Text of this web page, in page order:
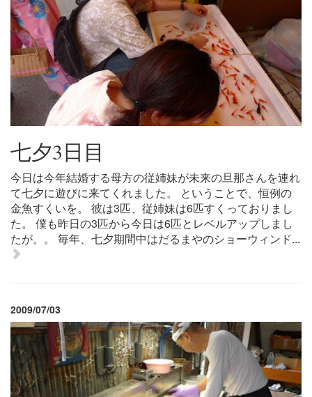
七夕3日目
今日は今年結婚する母方の従姉妹が未来の旦那さんを連れ
て七夕に遊びに来てくれました。 ということで、恒例の
金魚すくいを。 彼は3匹、従姉妹は6匹すくっておりまし
た。 僕も昨日の3匹から今日は6匹とレベルアップしまし
たが。。 毎年、七夕期間中はだるまやのショーウィンド...
2009/07/03